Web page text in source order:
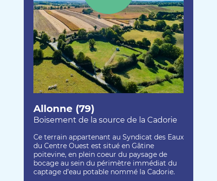
Allonne (79)
Boisement de la source de la Cadorie
Ce terrain appartenant au Syndicat des Eaux
du Centre Ouest est situé en Gâtine
poitevine, en plein coeur du paysage de
bocage au sein du périmètre immédiat du
captage d’eau potable nommé la Cadorie.